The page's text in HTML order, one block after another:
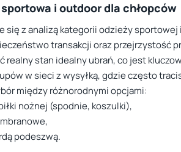
i outdoor dla chłopców
się z analizą kategorii odzieży
transakcji oraz przejrzystość
realny stan idealny ubrań, co jest
w sieci z wysyłką, gdzie często
między różnorodnymi opcjami:
nożnej (spodnie, koszulki),
podeszwą.